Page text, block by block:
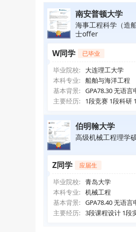
南安普顿大学
海事工程科学（造
士offer
W同学 已毕业
毕业院校:
大连理工大学
本科专业: 船舶与海洋工程
基本背景: GPA78.30 无语言
主要经历:
1段竞赛 1段科研
伯明翰大学
高级机械工程理学
Z同学 应届生
毕业院校: 青岛大学
本科专业: 机械工程
基本背景: GPA78.40 无语言
主要经历: 3段课程设计 1段